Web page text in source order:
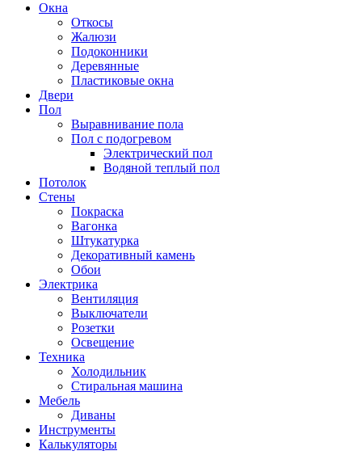
Окна
Откосы
Жалюзи
Подоконники
Деревянные
Пластиковые окна
Двери
Пол
Выравнивание пола
Пол с подогревом
Электрический пол
Водяной теплый пол
Потолок
Стены
Покраска
Вагонка
Штукатурка
Декоративный камень
Обои
Электрика
Вентиляция
Выключатели
Розетки
Освещение
Техника
Холодильник
Стиральная машина
Мебель
Диваны
Инструменты
Калькуляторы